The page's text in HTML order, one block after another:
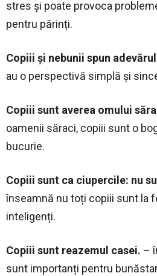
stres și poate provoca
pentru părinți.
Copiii și nebunii spun adevărul
au o perspectivă simplă și
Copiii sunt averea omului
oamenii săraci, copiii sunt o
bucurie.
Copiii sunt ca ciupercile: nu
înseamnă nu toți copiii sunt la
inteligenți.
Copiii sunt reazemul casei. –
sunt importanți pentru